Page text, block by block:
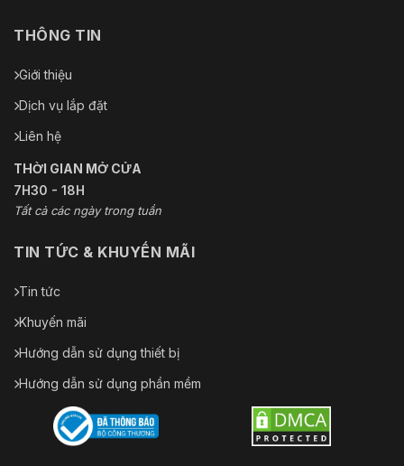
THÔNG TIN
Giới thiệu
Dịch vụ lắp đặt
Liên hệ
THỜI GIAN MỞ CỬA
7H30 - 18H
Tất cả các ngày trong tuần
TIN TỨC & KHUYẾN MÃI
Tin tức
Khuyến mãi
Hướng dẫn sử dụng thiết bị
Hướng dẫn sử dụng phần mềm